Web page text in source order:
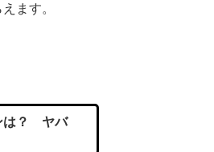
ます。
は？ ヤバ